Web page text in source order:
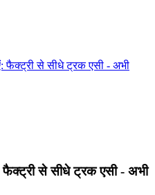
फैक्ट्री से सीधे ट्रक एसी - अभी
फैक्ट्री से सीधे ट्रक एसी - अभी